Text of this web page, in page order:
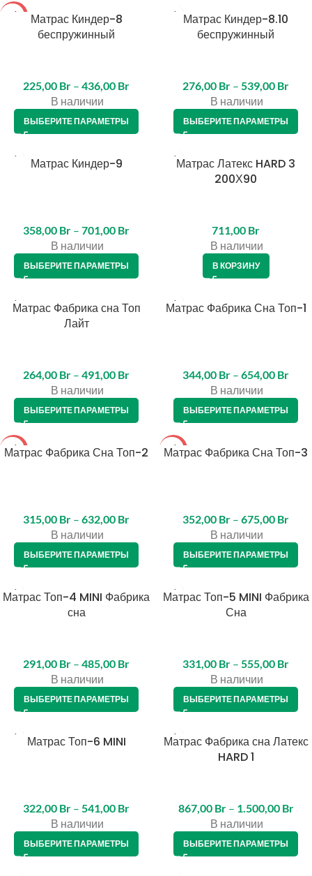
Матрас Киндер-8
беспружинный
225,00 Br – 436,00 Br
В наличии
ВЫБЕРИТЕ ПАРАМЕТРЫ
Матрас Киндер-8.10
беспружинный
276,00 Br – 539,00 Br
В наличии
ВЫБЕРИТЕ ПАРАМЕТРЫ
Матрас Киндер-9
358,00 Br – 701,00 Br
В наличии
ВЫБЕРИТЕ ПАРАМЕТРЫ
Матрас Латекс HARD 3
200Х90
711,00 Br
В наличии
В КОРЗИНУ
Матрас Фабрика сна Топ
Лайт
264,00 Br – 491,00 Br
В наличии
ВЫБЕРИТЕ ПАРАМЕТРЫ
Матрас Фабрика Сна Топ-1
344,00 Br – 654,00 Br
В наличии
ВЫБЕРИТЕ ПАРАМЕТРЫ
-10%
Матрас Фабрика Сна Топ-2
315,00 Br – 632,00 Br
В наличии
ВЫБЕРИТЕ ПАРАМЕТРЫ
-10%
Матрас Фабрика Сна Топ-3
352,00 Br – 675,00 Br
В наличии
ВЫБЕРИТЕ ПАРАМЕТРЫ
Матрас Топ-4 MINI Фабрика
сна
291,00 Br – 485,00 Br
В наличии
ВЫБЕРИТЕ ПАРАМЕТРЫ
Матрас Топ-5 MINI Фабрика
Сна
331,00 Br – 555,00 Br
В наличии
ВЫБЕРИТЕ ПАРАМЕТРЫ
Матрас Топ-6 MINI
322,00 Br – 541,00 Br
В наличии
ВЫБЕРИТЕ ПАРАМЕТРЫ
Матрас Фабрика сна Латекс
HARD 1
867,00 Br – 1.500,00 Br
В наличии
ВЫБЕРИТЕ ПАРАМЕТРЫ